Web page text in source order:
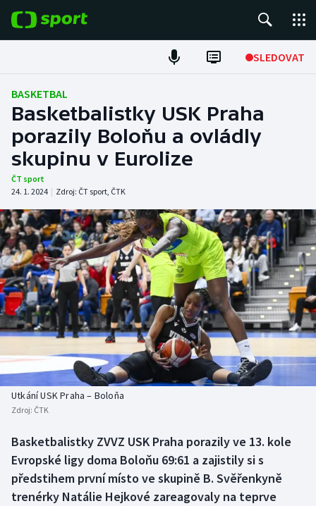
SLEDOVAT
Fotbal
Hokej
Tenis
Atletika
Cyklistika
DALŠÍ SPORTY
Americký fotbal
Baseball a softbal
Basketbal
Biatlon
Box
Curling
NEPŘEHLÉDNĚTE
Soutěže
Historické návraty
Aplikace ČT sport
BASKETBAL
Basketbalistky USK Praha
porazily Boloňu a ovládly
skupinu v Eurolize
ČT sport
24. 1. 2024 | Zdroj: ČT sport, ČTK
Utkání USK Praha – Boloňa
Zdroj: ČTK
Basketbalistky ZVVZ USK Praha porazily ve 13. kole
Evropské ligy doma Boloňu 69:61 a zajistily si s
předstihem první místo ve skupině B. Svěřenkyně
trenérky Natálie Hejkové zareagovaly na teprve